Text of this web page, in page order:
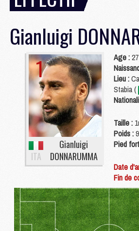
Gianluigi
1
ITA
Gianluigi
DONNARUMMA
Age :
Lieu :
Stabia (
Taille :
Poids :
Pied
Date
Fin de